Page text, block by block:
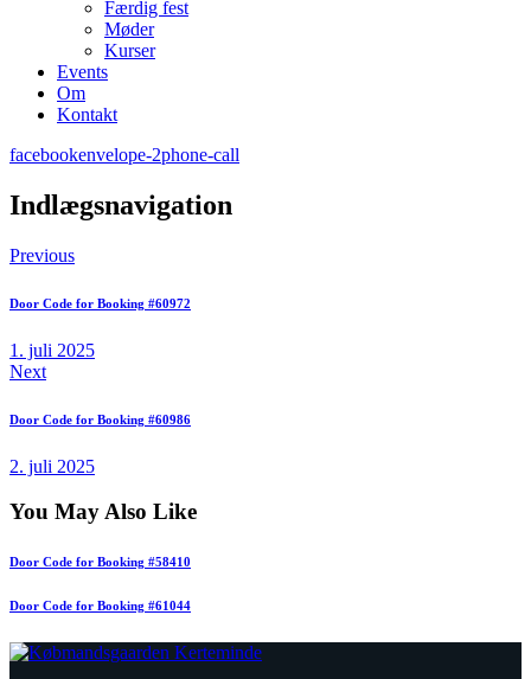
Færdig fest
Møder
Kurser
Events
Om
Kontakt
facebookenvelope-2phone-call
Indlægsnavigation
Previous
Door Code for Booking #60972
1. juli 2025
Next
Door Code for Booking #60986
2. juli 2025
You May Also Like
Door Code for Booking #58410
Door Code for Booking #61044